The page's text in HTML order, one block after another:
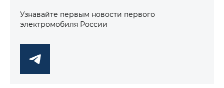
Узнавайте первым новости первого
электромобиля России